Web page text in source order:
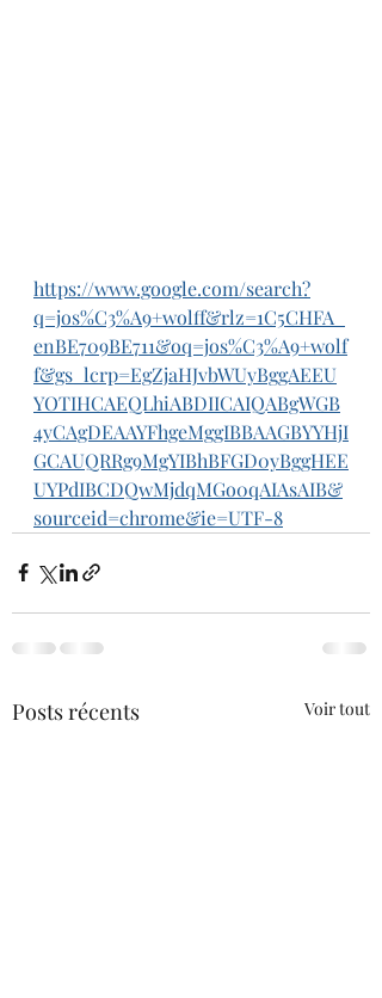
https://www.google.com/search?
q=jos%C3%A9+wolff&rlz=1C5CHFA_
enBE709BE711&oq=jos%C3%A9+wolf
f&gs_lcrp=EgZjaHJvbWUyBggAEEU
YOTIHCAEQLhiABDIICAIQABgWGB
4yCAgDEAAYFhgeMggIBBAAGBYYHjI
GCAUQRRg9MgYIBhBFGD0yBggHEE
UYPdIBCDQwMjdqMGo0qAIAsAIB&
sourceid=chrome&ie=UTF-8
Posts récents Voir tout